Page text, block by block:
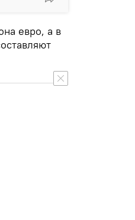
​​евро, а в